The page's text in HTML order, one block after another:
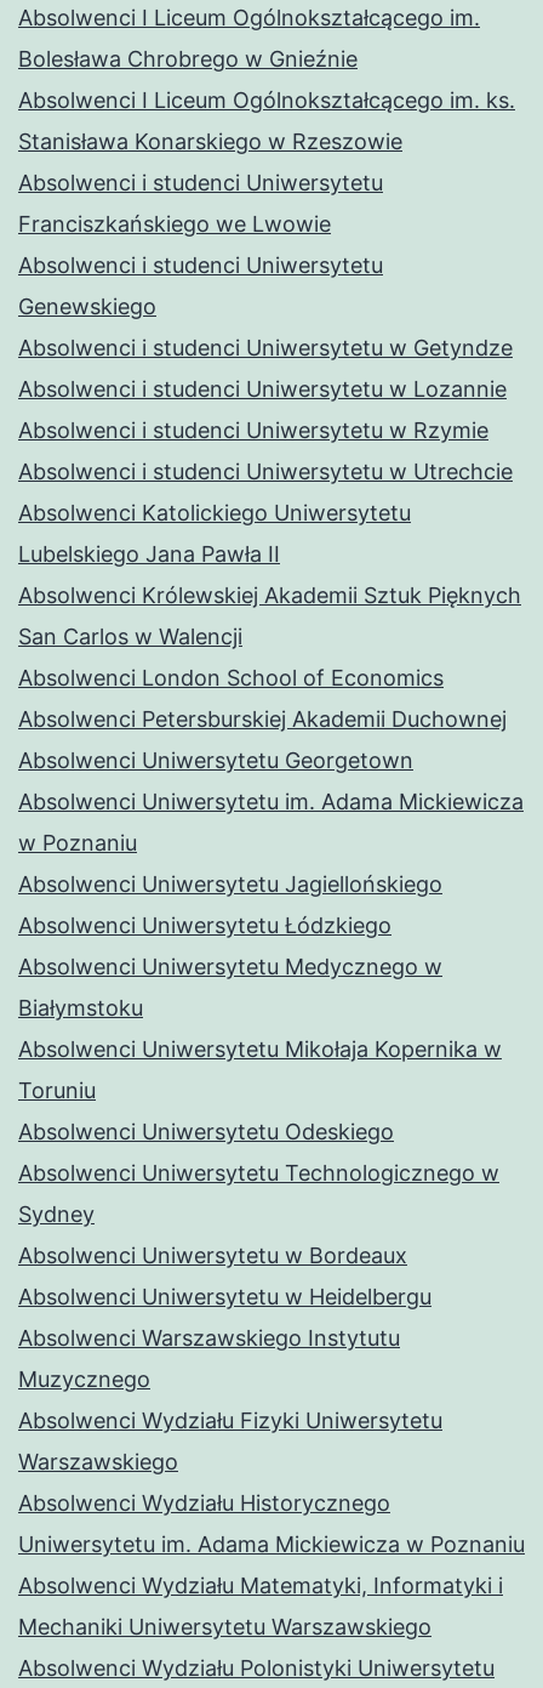
Absolwenci I Liceum Ogólnokształcącego im.
Bolesława Chrobrego w Gnieźnie
Absolwenci I Liceum Ogólnokształcącego im. ks.
Stanisława Konarskiego w Rzeszowie
Absolwenci i studenci Uniwersytetu
Franciszkańskiego we Lwowie
Absolwenci i studenci Uniwersytetu
Genewskiego
Absolwenci i studenci Uniwersytetu w Getyndze
Absolwenci i studenci Uniwersytetu w Lozannie
Absolwenci i studenci Uniwersytetu w Rzymie
Absolwenci i studenci Uniwersytetu w Utrechcie
Absolwenci Katolickiego Uniwersytetu
Lubelskiego Jana Pawła II
Absolwenci Królewskiej Akademii Sztuk Pięknych
San Carlos w Walencji
Absolwenci London School of Economics
Absolwenci Petersburskiej Akademii Duchownej
Absolwenci Uniwersytetu Georgetown
Absolwenci Uniwersytetu im. Adama Mickiewicza
w Poznaniu
Absolwenci Uniwersytetu Jagiellońskiego
Absolwenci Uniwersytetu Łódzkiego
Absolwenci Uniwersytetu Medycznego w
Białymstoku
Absolwenci Uniwersytetu Mikołaja Kopernika w
Toruniu
Absolwenci Uniwersytetu Odeskiego
Absolwenci Uniwersytetu Technologicznego w
Sydney
Absolwenci Uniwersytetu w Bordeaux
Absolwenci Uniwersytetu w Heidelbergu
Absolwenci Warszawskiego Instytutu
Muzycznego
Absolwenci Wydziału Fizyki Uniwersytetu
Warszawskiego
Absolwenci Wydziału Historycznego
Uniwersytetu im. Adama Mickiewicza w Poznaniu
Absolwenci Wydziału Matematyki, Informatyki i
Mechaniki Uniwersytetu Warszawskiego
Absolwenci Wydziału Polonistyki Uniwersytetu